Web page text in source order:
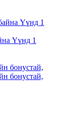
Үүнд 1
бонустай,
бонустай,